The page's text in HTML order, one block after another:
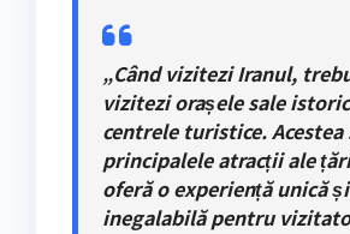
„Când vizitezi Iranul,
vizitezi orașele sale
centrele turistice. Acestea
principalele atracții ale
oferă o experiență unică și
inegalabilă pentru